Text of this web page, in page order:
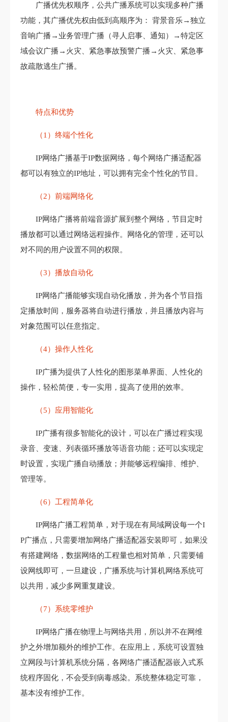
广播优先权顺序，公共广播系统可以实现多种广播
功能，其广播优先权由低到高顺序为： 背景音乐→独立
音响广播→业务管理广播（寻人启事、通知）→特定区
域会议广播→火灾、紧急事故预警广播→火灾、紧急事
故疏散逃生广播。
特点和优势
（1）终端个性化
IP网络广播基于IP数据网络，每个网络广播适配器
都可以有独立的IP地址，可以拥有完全个性化的节目。
（2）前端网络化
IP网络广播将前端音源扩展到整个网络，节目定时
播放都可以通过网络远程操作。网络化的管理，还可以
对不同的用户设置不同的权限。
（3）播放自动化
IP网络广播能够实现自动化播放，并为各个节目指
定播放时间，服务器将自动进行播放，并且播放内容与
对象范围可以任意指定。
（4）操作人性化
IP广播为提供了人性化的图形菜单界面、人性化的
操作，轻松简便，专一实用，提高了使用的效率。
（5）应用智能化
IP广播有很多智能化的设计，可以在广播过程实现
录音、变速、列表循环播放等语音功能；还可以实现定
时设置，实现广播自动播放；并能够远程编排、维护、
管理等。
（6）工程简单化
IP网络广播工程简单，对于现在有局域网设每一个I
P广播点，只需要增加网络广播适配器安装即可，如果没
有搭建网络，数据网络的工程量也相对简单，只需要铺
设网线即可，一旦建设，广播系统与计算机网络系统可
以共用，减少多网重复建设。
（7）系统零维护
IP网络广播在物理上与网络共用，所以并不在网维
护之外增加额外的维护工作。在应用上，系统可设置独
立网段与计算机系统分隔，各网络广播适配器嵌入式系
统程序固化，不会受到病毒感染。系统整体稳定可靠，
基本没有维护工作。